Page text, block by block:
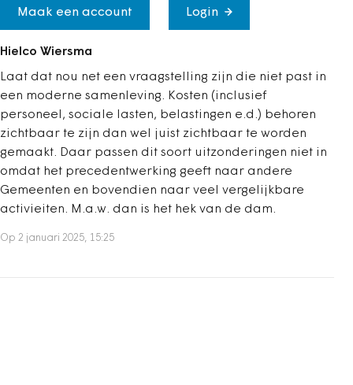
Maak een account Login
Hielco Wiersma
Laat dat nou net een vraagstelling zijn die niet past in
een moderne samenleving. Kosten (inclusief
personeel, sociale lasten, belastingen e.d.) behoren
zichtbaar te zijn dan wel juist zichtbaar te worden
gemaakt. Daar passen dit soort uitzonderingen niet in
omdat het precedentwerking geeft naar andere
Gemeenten en bovendien naar veel vergelijkbare
activieiten. M.a.w. dan is het hek van de dam.
Op 2 januari 2025, 15:25